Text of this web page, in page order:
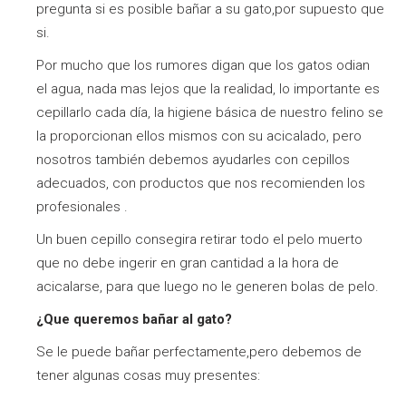
pregunta si es posible bañar a su gato,por supuesto que
si.
Por mucho que los rumores digan que los gatos odian
el agua, nada mas lejos que la realidad, lo importante es
cepillarlo cada día, la higiene básica de nuestro felino se
la proporcionan ellos mismos con su acicalado, pero
nosotros también debemos ayudarles con cepillos
adecuados, con productos que nos recomienden los
profesionales .
Un buen cepillo consegira retirar todo el pelo muerto
que no debe ingerir en gran cantidad a la hora de
acicalarse, para que luego no le generen bolas de pelo.
¿Que queremos bañar al gato?
Se le puede bañar perfectamente,pero debemos de
tener algunas cosas muy presentes: